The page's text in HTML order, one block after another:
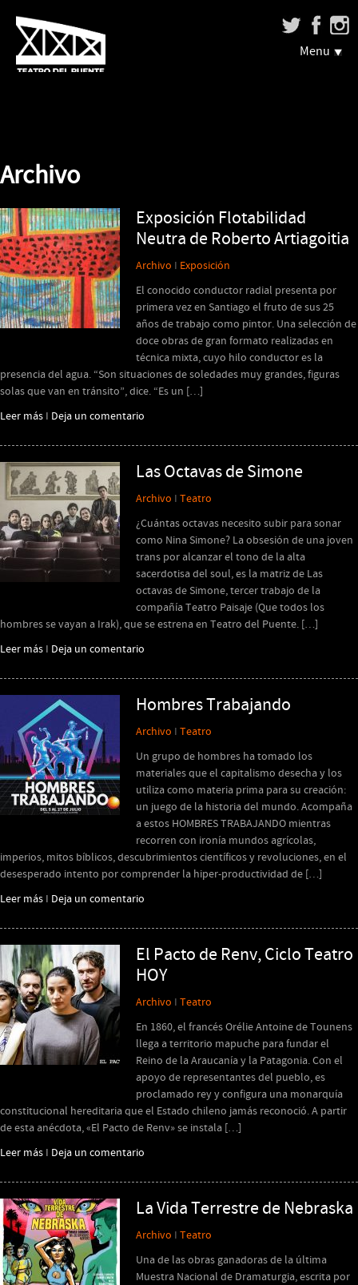
Menu
Archivo
Exposición Flotabilidad
Neutra de Roberto Artiagoitia
Archivo I Exposición
El conocido conductor radial presenta por
primera vez en Santiago el fruto de sus 25
años de trabajo como pintor. Una selección de
doce obras de gran formato realizadas en
técnica mixta, cuyo hilo conductor es la
presencia del agua. “Son situaciones de soledades muy grandes, figuras
solas que van en tránsito”, dice. “Es un […]
Leer más I Deja un comentario
Las Octavas de Simone
Archivo I Teatro
¿Cuántas octavas necesito subir para sonar
como Nina Simone? La obsesión de una joven
trans por alcanzar el tono de la alta
sacerdotisa del soul, es la matriz de Las
octavas de Simone, tercer trabajo de la
compañía Teatro Paisaje (Que todos los
hombres se vayan a Irak), que se estrena en Teatro del Puente. […]
Leer más I Deja un comentario
Hombres Trabajando
Archivo I Teatro
Un grupo de hombres ha tomado los
materiales que el capitalismo desecha y los
utiliza como materia prima para su creación:
un juego de la historia del mundo. Acompaña
a estos HOMBRES TRABAJANDO mientras
recorren con ironía mundos agrícolas,
imperios, mitos bíblicos, descubrimientos científicos y revoluciones, en el
desesperado intento por comprender la hiper-productividad de […]
Leer más I Deja un comentario
El Pacto de Renv, Ciclo Teatro
HOY
Archivo I Teatro
En 1860, el francés Orélie Antoine de Tounens
llega a territorio mapuche para fundar el
Reino de la Araucanía y la Patagonia. Con el
apoyo de representantes del pueblo, es
proclamado rey y configura una monarquía
constitucional hereditaria que el Estado chileno jamás reconoció. A partir
de esta anécdota, «El Pacto de Renv» se instala […]
Leer más I Deja un comentario
La Vida Terrestre de Nebraska
Archivo I Teatro
Una de las obras ganadoras de la última
Muestra Nacional de Dramaturgia, escrita por